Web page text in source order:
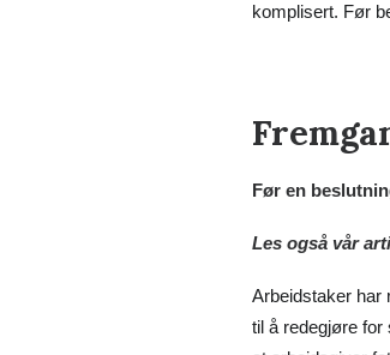
komplisert. Før
Før en
Les også vår
Arbeidstaker har
til å redegjøre